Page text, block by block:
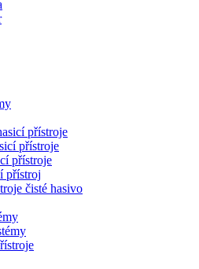
přístroje
přístroje
přístroje
přístroj
čisté hasivo